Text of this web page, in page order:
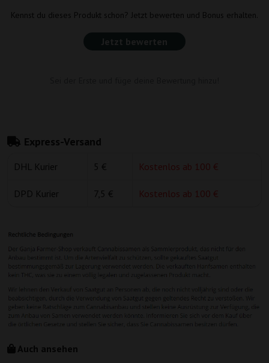
Kennst du dieses Produkt schon? Jetzt bewerten und Bonus erhalten.
Jetzt bewerten
Express-Versand
DHL Kurier 5 € Kostenlos ab 100 €
DPD Kurier 7,5 € Kostenlos ab 100 €
Auch ansehen